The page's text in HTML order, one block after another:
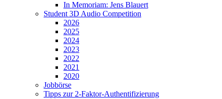
In Memoriam: Jens Blauert
Student 3D Audio Competition
2026
2025
2024
2023
2022
2021
2020
Jobbörse
Tipps zur 2-Faktor-Authentifizierung